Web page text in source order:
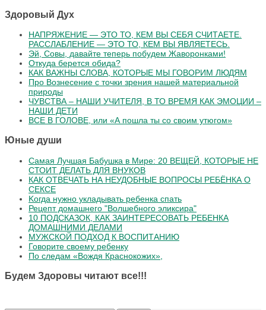
Здоровый Дух
НАПРЯЖЕНИЕ — ЭТО ТО, КЕМ ВЫ СЕБЯ СЧИТАЕТЕ.
РАССЛАБЛЕНИЕ — ЭТО ТО, КЕМ ВЫ ЯВЛЯЕТЕСЬ.
Эй, Совы, давайте теперь побудем Жаворонками!
Откуда берется обида?
КАК ВАЖНЫ СЛОВА, КОТОРЫЕ МЫ ГОВОРИМ ЛЮДЯМ
Про Вознесение с точки зрения нашей материальной
природы
ЧУВСТВА – НАШИ УЧИТЕЛЯ, В ТО ВРЕМЯ КАК ЭМОЦИИ –
НАШИ ДЕТИ
ВСЕ В ГОЛОВЕ, или «А пошла ты со своим утюгом»
Юные души
Самая Лучшая Бабушка в Мире: 20 ВЕЩЕЙ, КОТОРЫЕ НЕ
СТОИТ ДЕЛАТЬ ДЛЯ ВНУКОВ
КАК ОТВЕЧАТЬ НА НЕУДОБНЫЕ ВОПРОСЫ РЕБЁНКА О
СЕКСЕ
Koгдa нужнo уклaдывaть peбeнкa cпaть
Рецепт домашнего "Волшебного эликсира"
10 ПОДСКАЗОК, КАК ЗАИНТЕРЕСОВАТЬ РЕБЕНКА
ДОМАШНИМИ ДЕЛАМИ
МУЖСКОЙ ПОДХОД К ВОСПИТАНИЮ
Говорите своему ребенку
По следам «Вождя Краснокожих»,
Будем Здоровы читают все!!!